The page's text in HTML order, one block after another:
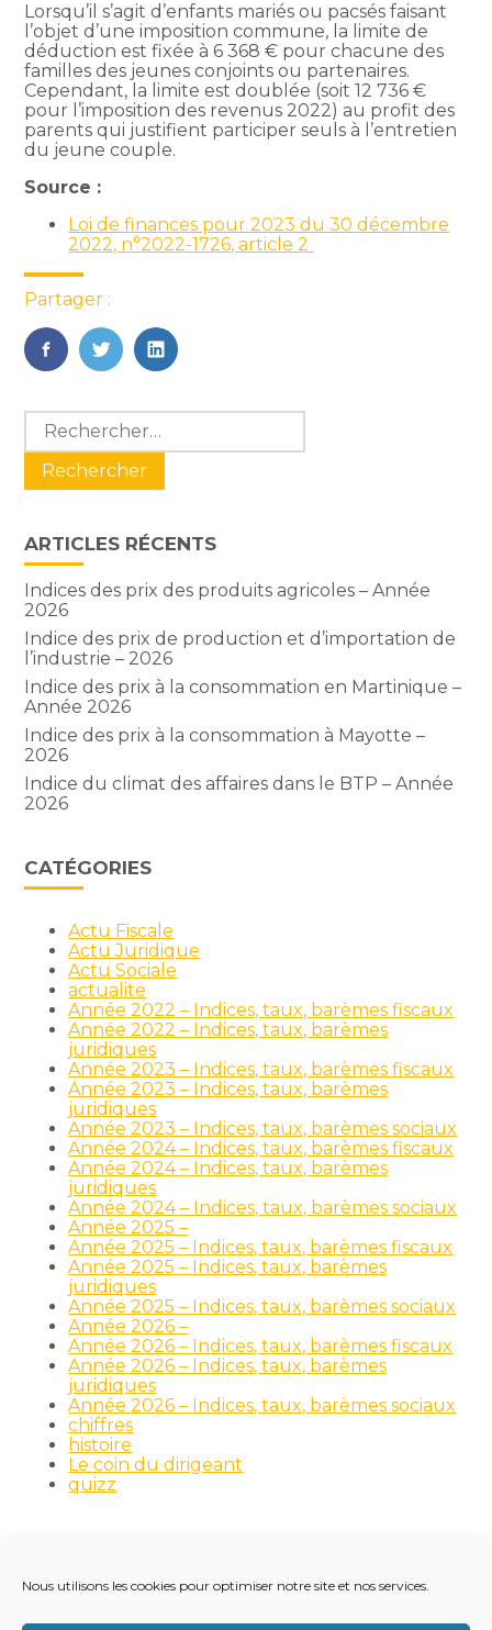
Nous utilisons les cookies pour optimiser notre site et nos services.
Lorsqu’il s’agit d’enfants mariés ou pacsés faisant
l’objet d’une imposition commune, la limite de
déduction est fixée à 6 368 € pour chacune des
familles des jeunes conjoints ou partenaires.
Cependant, la limite est doublée (soit 12 736 €
pour l’imposition des revenus 2022) au profit des
parents qui justifient participer seuls à l’entretien
du jeune couple.
Source :
Loi de finances pour 2023 du 30 décembre
2022, n°2022-1726, article 2
Partager :
FaceBook
TwitterLinkedIn
Blog
sidebar
Rechercher :
ARTICLES RÉCENTS
Indices des prix des produits agricoles – Année
2026
Indice des prix de production et d’importation de
l’industrie – 2026
Indice des prix à la consommation en Martinique –
Année 2026
Indice des prix à la consommation à Mayotte –
2026
Indice du climat des affaires dans le BTP – Année
2026
CATÉGORIES
Actu Fiscale
Actu Juridique
Actu Sociale
actualite
Année 2022 – Indices, taux, barèmes fiscaux
Année 2022 – Indices, taux, barèmes
juridiques
Année 2023 – Indices, taux, barèmes fiscaux
Année 2023 – Indices, taux, barèmes
juridiques
Année 2023 – Indices, taux, barèmes sociaux
Année 2024 – Indices, taux, barèmes fiscaux
Année 2024 – Indices, taux, barèmes
juridiques
Année 2024 – Indices, taux, barèmes sociaux
Année 2025 –
Année 2025 – Indices, taux, barèmes fiscaux
Année 2025 – Indices, taux, barèmes
juridiques
Année 2025 – Indices, taux, barèmes sociaux
Année 2026 –
Année 2026 – Indices, taux, barèmes fiscaux
Année 2026 – Indices, taux, barèmes
juridiques
Année 2026 – Indices, taux, barèmes sociaux
chiffres
histoire
Le coin du dirigeant
quizz